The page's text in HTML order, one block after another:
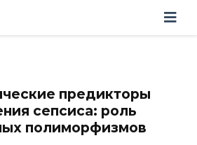
предикторы
сепсиса: роль
полиморфизмов